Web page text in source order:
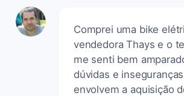
Comprei uma bike
vendedora Thays e o
me senti bem
dúvidas e
envolvem a aquisição